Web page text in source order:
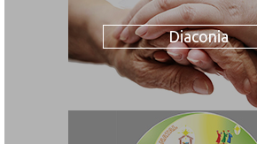
Diaconia